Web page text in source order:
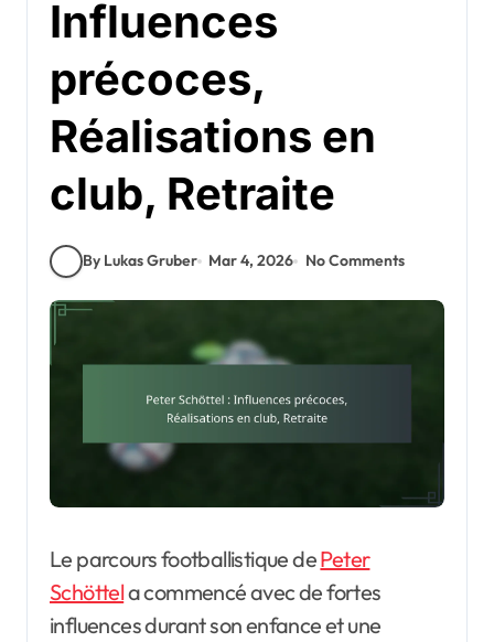
Influences
précoces,
Réalisations en
club, Retraite
By Lukas Gruber Mar 4, 2026 No Comments
Le parcours footballistique dePeter
Schöttela commencé avec de fortes
influences durant son enfance et une